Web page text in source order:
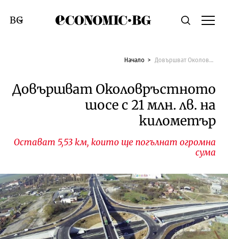
Economic.bgТърсене
Смяна на език
Начало Довършват Околовръстното шосе с 21 млн. лв. на километър
Довършват Околовръстното
шосе с 21 млн. лв. на
километър
Остават 5,53 км, които ще погълнат огромна
сума